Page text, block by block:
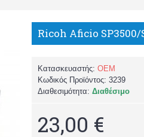
Κατασκευαστής: OEM
Κωδικός Προϊόντος: 3239
Διαθεσιμότητα: Διαθέσιμο
23,00 €